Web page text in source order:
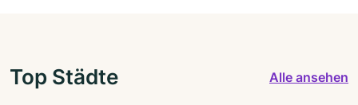
Top Städte Alle ansehen